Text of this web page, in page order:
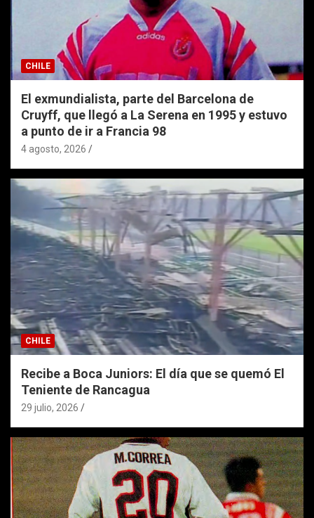
CHILE
El exmundialista, parte del Barcelona de
Cruyff, que llegó a La Serena en 1995 y estuvo
a punto de ir a Francia 98
4 agosto, 2026
CHILE
Recibe a Boca Juniors: El día que se quemó El
Teniente de Rancagua
29 julio, 2026